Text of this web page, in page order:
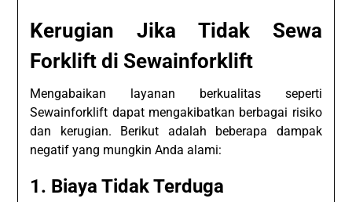
Kerugian Jika Tidak Sewa
Forklift di Sewainforklift
Mengabaikan layanan berkualitas seperti
Sewainforklift dapat mengakibatkan berbagai risiko
dan kerugian. Berikut adalah beberapa dampak
negatif yang mungkin Anda alami:
1. Biaya Tidak Terduga